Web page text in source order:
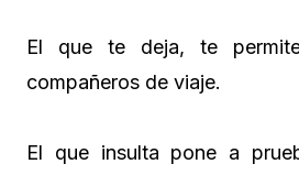
El que te deja, te
compañeros de viaje.
El que insulta pone a